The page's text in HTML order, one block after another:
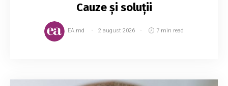
Cauze și soluții
EA.md 2 august 2026 7 min read